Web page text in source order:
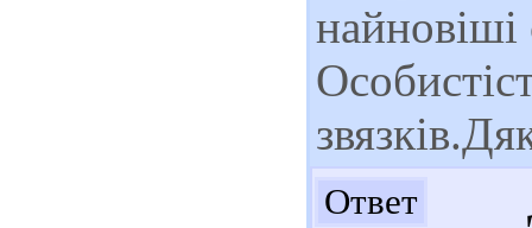
найновіші
Ответ